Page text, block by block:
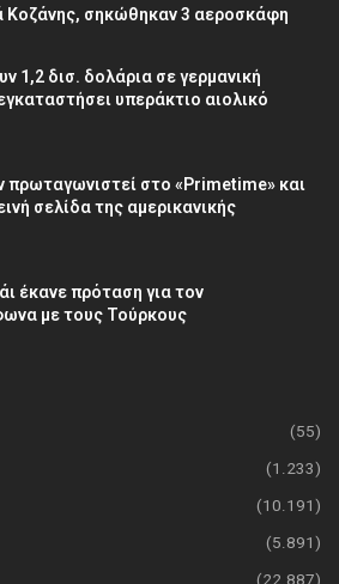
Κοζάνης, σηκώθηκαν 3 αεροσκάφη
1,2 δισ. δολάρια σε γερμανική
υπεράκτιο αιολικό
πρωταγωνιστεί στο «Primetime» και
σελίδα της αμερικανικής
έκανε πρόταση για τον
με τους Τούρκους
(55)
(1.233)
(10.191)
(5.891)
(22.887)